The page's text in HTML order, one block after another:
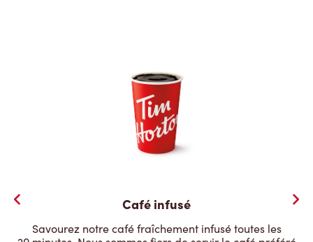
Café infusé
Savourez notre café fraîchement infusé toutes les